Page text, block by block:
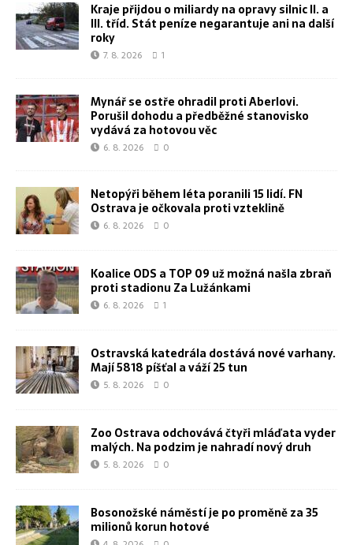
Kraje přijdou o miliardy na opravy silnic II. a
III. tříd. Stát peníze negarantuje ani na další
roky
7. 8. 2026 1
Mynář se ostře ohradil proti Aberlovi.
Porušil dohodu a předběžné stanovisko
vydává za hotovou věc
6. 8. 2026 0
Netopýři během léta poranili 15 lidí. FN
Ostrava je očkovala proti vzteklině
6. 8. 2026 0
Koalice ODS a TOP 09 už možná našla zbraň
proti stadionu Za Lužánkami
6. 8. 2026 1
Ostravská katedrála dostává nové varhany.
Mají 5818 píšťal a váží 25 tun
5. 8. 2026 0
Zoo Ostrava odchovává čtyři mláďata vyder
malých. Na podzim je nahradí nový druh
5. 8. 2026 0
Bosonožské náměstí je po proměně za 35
milionů korun hotové